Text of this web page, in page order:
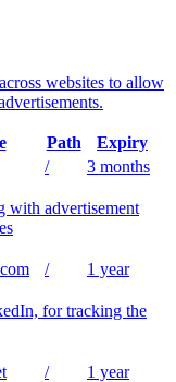
websites to allow
Path
Expiry
/ 3 months
with advertisement
/ 1 year
for tracking the
/ 1 year